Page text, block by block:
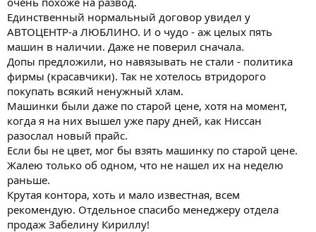
Единственный нормальный договор увидел у
АВТОЦЕНТР-а ЛЮБЛИНО. И о чудо - аж целых пять
машин в наличии. Даже не поверил сначала.
Допы предложили, но навязывать не стали - политика
фирмы (красавчики). Так не хотелось втридорого
покупать всякий ненужный хлам.
Машинки были даже по старой цене, хотя на момент,
когда я на них вышел уже пару дней, как Ниссан
разослал новый прайс.
Если бы не цвет, мог бы взять машинку по старой цене.
Жалею только об одном, что не нашел их на неделю
раньше.
Крутая контора, хоть и мало известная, всем
рекомендую. Отдельное спасибо менеджеру отдела
продаж Забелину Кириллу!